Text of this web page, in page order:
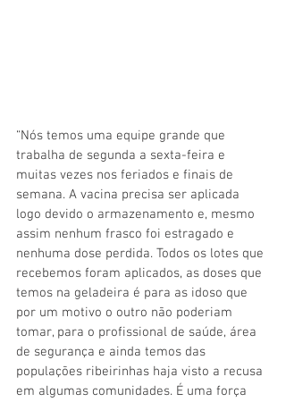
“Nós temos uma equipe grande que
trabalha de segunda a sexta-feira e
muitas vezes nos feriados e finais de
semana. A vacina precisa ser aplicada
logo devido o armazenamento e, mesmo
assim nenhum frasco foi estragado e
nenhuma dose perdida. Todos os lotes que
recebemos foram aplicados, as doses que
temos na geladeira é para as idoso que
por um motivo o outro não poderiam
tomar, para o profissional de saúde, área
de segurança e ainda temos das
populações ribeirinhas haja visto a recusa
em algumas comunidades. É uma força